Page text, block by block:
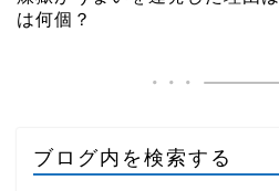
は何個？
ブログ内を検索する